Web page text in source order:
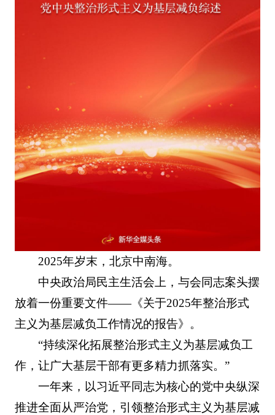
2025年岁末，北京中南海。
中央政治局民主生活会上，与会同志案头摆
放着一份重要文件——《关于2025年整治形式
主义为基层减负工作情况的报告》。
“持续深化拓展整治形式主义为基层减负工
作，让广大基层干部有更多精力抓落实。”
一年来，以习近平同志为核心的党中央纵深
推进全面从严治党，引领整治形式主义为基层减